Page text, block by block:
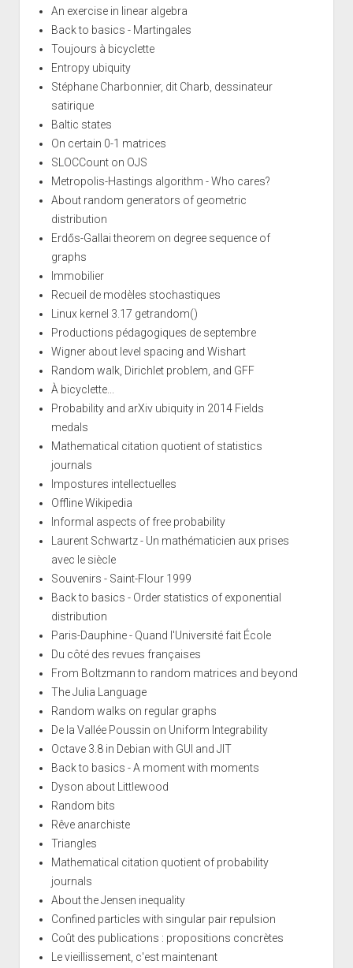
An exercise in linear algebra
Back to basics - Martingales
Toujours à bicyclette
Entropy ubiquity
Stéphane Charbonnier, dit Charb, dessinateur
satirique
Baltic states
On certain 0-1 matrices
SLOCCount on OJS
Metropolis-Hastings algorithm - Who cares?
About random generators of geometric
distribution
Erdős-Gallai theorem on degree sequence of
graphs
Immobilier
Recueil de modèles stochastiques
Linux kernel 3.17 getrandom()
Productions pédagogiques de septembre
Wigner about level spacing and Wishart
Random walk, Dirichlet problem, and GFF
À bicyclette...
Probability and arXiv ubiquity in 2014 Fields
medals
Mathematical citation quotient of statistics
journals
Impostures intellectuelles
Offline Wikipedia
Informal aspects of free probability
Laurent Schwartz - Un mathématicien aux prises
avec le siècle
Souvenirs - Saint-Flour 1999
Back to basics - Order statistics of exponential
distribution
Paris-Dauphine - Quand l'Université fait École
Du côté des revues françaises
From Boltzmann to random matrices and beyond
The Julia Language
Random walks on regular graphs
De la Vallée Poussin on Uniform Integrability
Octave 3.8 in Debian with GUI and JIT
Back to basics - A moment with moments
Dyson about Littlewood
Random bits
Rêve anarchiste
Triangles
Mathematical citation quotient of probability
journals
About the Jensen inequality
Confined particles with singular pair repulsion
Coût des publications : propositions concrètes
Le vieillissement, c'est maintenant